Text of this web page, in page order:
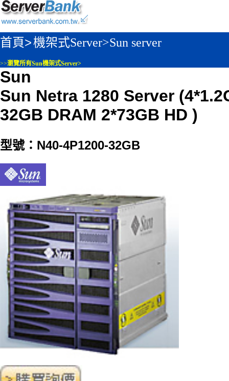
首頁>機架式Server>Sun server
>>瀏覽所有Sun機架式Server>
Sun
Sun Netra 1280 Server
32GB DRAM 2*73GB HD )
型號：N40-4P1200-32GB